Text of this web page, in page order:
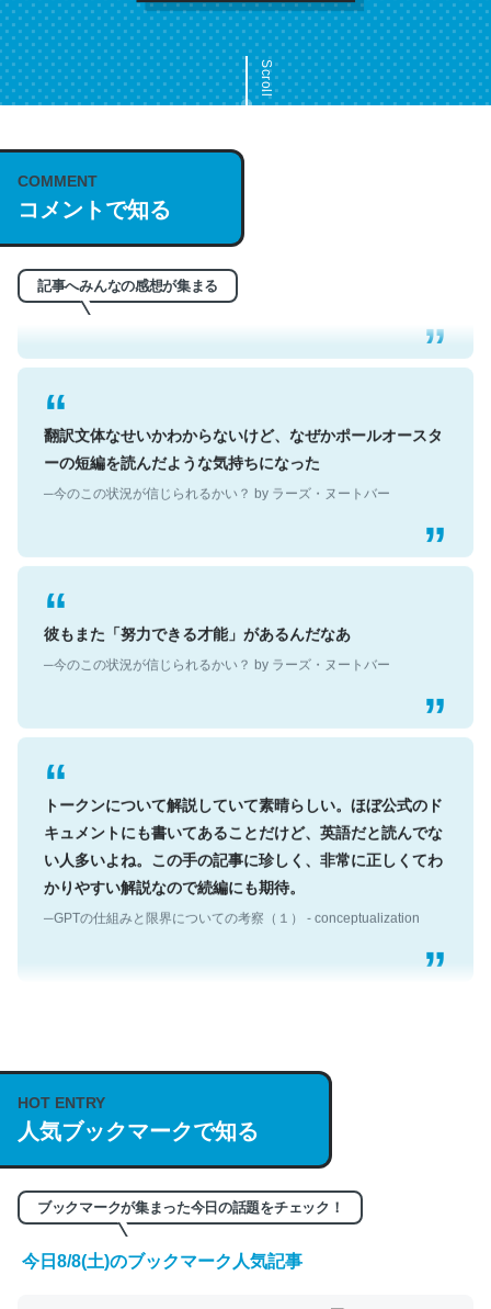
Scroll
COMMENT
コメントで知る
記事へみんなの感想が集まる
これは名文。彼はとてもクレバーなんだろうなと凄く思
う。英語少しでも読める人は原文もお勧め。自分はこの流
─今のこの状況が信じられるかい？ by ラーズ・ヌートバー
翻訳文体なせいかわからないけど、なぜかポールオースタ
ーの短編を読んだような気持ちになった
彼もまた「努力できる才能」があるんだなあ
トークンについて解説していて素晴らしい。ほぼ公式のド
キュメントにも書いてあることだけど、英語だと読んでな
い人多いよね。この手の記事に珍しく、非常に正しくてわ
かりやすい解説なので続編にも期待。
説してる記事が少ないので貴重な良記事。/続編来た
https://isobe324649.hatenablog.com/entry/2023/03/27
/064121
─GPTの仕組みと限界についての考察（１） - conceptualization
HOT ENTRY
人気ブックマークで知る
ブックマークが集まった今日の話題をチェック！
今日8/8(土)のブックマーク人気記事